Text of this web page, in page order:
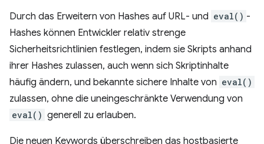
Durch das Erweitern von Hashes auf URL- und eval() -
Hashes können Entwickler relativ strenge
Sicherheitsrichtlinien festlegen, indem sie Skripts anhand
ihrer Hashes zulassen, auch wenn sich Skriptinhalte
häufig ändern, und bekannte sichere Inhalte von eval()
zulassen, ohne die uneingeschränkte Verwendung von
eval() generell zu erlauben.
Die neuen Keywords überschreiben das hostbasierte